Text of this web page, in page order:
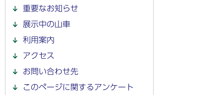
重要なお知らせ
展示中の山車
利用案内
アクセス
お問い合わせ先
このページに関するアンケート